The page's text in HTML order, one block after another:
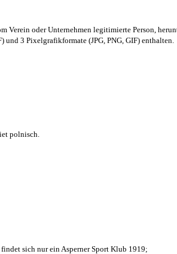
Verein oder Unternehmen legitimierte Person,
3 Pixelgrafikformate (JPG, PNG, GIF) enthalten.
polnisch.
sich nur ein Asperner Sport Klub 1919;